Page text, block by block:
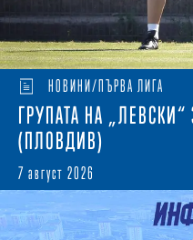
НОВИНИ/ПЪРВА ЛИГА
ГРУПАТА НА
(ПЛОВДИВ)
7 август 2026